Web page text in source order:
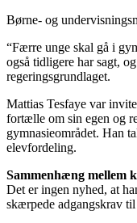
Børne- og
“Færre unge skal gå i
også tidligere har sagt,
regeringsgrundlaget.
Mattias Tesfaye var
fortælle om sin egen og
gymnasieområdet. Han
elevfordeling.
Sammenhæng mellem
Det er ingen nyhed, at
skærpede adgangskrav